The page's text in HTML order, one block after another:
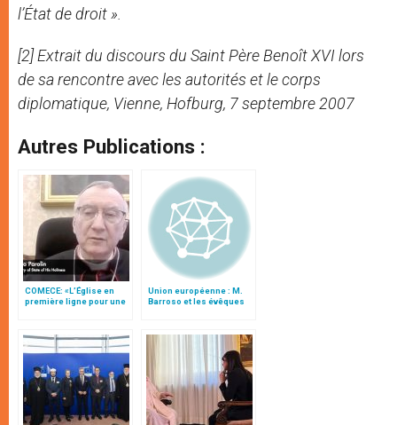
l’État de droit ».
[2] Extrait du discours du Saint Père Benoît XVI lors
de sa rencontre avec les autorités et le corps
diplomatique, Vienne, Hofburg, 7 septembre 2007
Autres Publications :
COMECE: «L’Église en
première ligne pour une
Union européenne : M.
Barroso et les évêques